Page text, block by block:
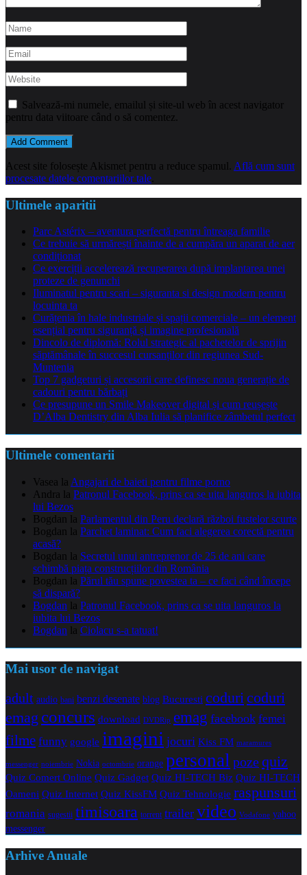
Salvează-mi numele, emailul și site-ul web în acest navigator
pentru data viitoare când o să comentez.
Acest site folosește Akismet pentru a reduce spamul. Află cum sunt
procesate datele comentariilor tale
Ultimele aparitii
Parc Astérix – aventura perfectă pentru întreaga familie
Ce trebuie să urmărești înainte de a cumpăra un aparat de aer
condiționat
Ce exerciții accelerează recuperarea după implantarea unei
proteze de genunchi
Iluminatul pentru scari – siguranta si design modern pentru
locuinta ta
Curățenia în hale industriale și spații comerciale – un element
esențial pentru siguranță și imagine profesională
Dincolo de diplomă: Rolul strategic al pachetelor de sprijin
săptămânale în succesul cursanților din regiunea Sud-
Muntenia
Top 7 gadgeturi și accesorii care definesc noua generație de
cadouri pentru bărbați
Ce presupune un Smile Makeover digital și cum reușește
D’Alba Dentistry din Alba Iulia să planifice zâmbetul perfect
Ultimele comentarii
Vasea la Angajari de baieti pentru filme porno
Andra la Patronul Facebook, prins ca se uita languros la iubita
lui Bezos
Bogdan la Parlamentul din Peru declară război fustelor scurte
Bogdan la Parchet laminat: Cum faci alegerea corectă pentru
acasă?
Bogdan la Secretul unui antreprenor de 25 de ani care
schimbă piața construcțiilor din România
Bogdan la Părul tău spune povestea ta – ce faci când începe
să dispară?
Bogdan la Patronul Facebook, prins ca se uita languros la
iubita lui Bezos
Bogdan la Ciolacu s-a tatuat!
Mai usor de navigat
adult audio bani benzi desenate blog Bucuresti coduricoduri
emag concurs download DVDRip emag facebook femei
filme funny google imagini jocuri Kiss FM maramures
messenger noiembrie Nokia octombrie orange personal pozequiz
Quiz Comert Online Quiz Gadget Quiz HI-TECH Biz Quiz HI-TECH
Oameni Quiz Internet Quiz KissFM Quiz Tehnologie raspunsuri
romania sugestii timisoara torrent trailer video Vodafone yahoo
messenger
Arhive Anuale